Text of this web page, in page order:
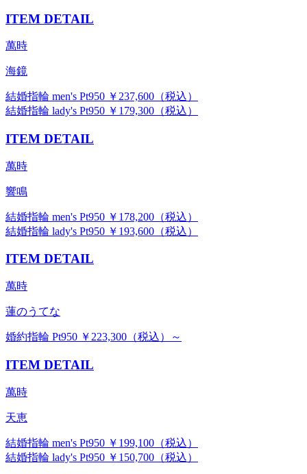
ITEM DETAIL
萬時
海鏡
結婚指輪 men's Pt950 ￥237,600（税込）
結婚指輪 lady's Pt950 ￥179,300（税込）
ITEM DETAIL
萬時
響鳴
結婚指輪 men's Pt950 ￥178,200（税込）
結婚指輪 lady's Pt950 ￥193,600（税込）
ITEM DETAIL
萬時
蓮のうてな
婚約指輪 Pt950 ￥223,300（税込）～
ITEM DETAIL
萬時
天恵
結婚指輪 men's Pt950 ￥199,100（税込）
結婚指輪 lady's Pt950 ￥150,700（税込）